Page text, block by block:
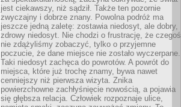
jest ciekawszy, niż sądził. Także ten pozornie
zwyczajny i dobrze znany. Powolna podróż ma
jeszcze jedną zaletę: zostawia niedosyt, ale dobry,
zdrowy niedosyt. Nie chodzi o frustrację, że czegoś
nie zdążyliśmy zobaczyć, tylko o przyjemne
poczucie, że dane miejsce nie zostało wyczerpane.
Taki niedosyt zachęca do powrotów. A powrót do
miejsca, które już trochę znamy, bywa nawet
cenniejszy niż pierwsza wizyta. Znika
powierzchowne zachłyśnięcie nowością, a pojawia
się głębsza relacja. Człowiek rozpoznaje ulice,